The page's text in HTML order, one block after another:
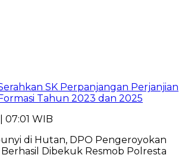
SK Perpanjangan Perjanjian
Tahun 2023 dan 2025
07:01 WIB